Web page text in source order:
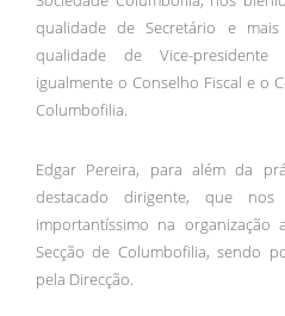
qualidade de Secretário e
qualidade de Vice-
igualmente o Conselho Fiscal e o
Columbofilia.
Edgar Pereira, para além da
destacado dirigente, que
importantíssimo na organização
Secção de Columbofilia, sendo
pela Direcção.